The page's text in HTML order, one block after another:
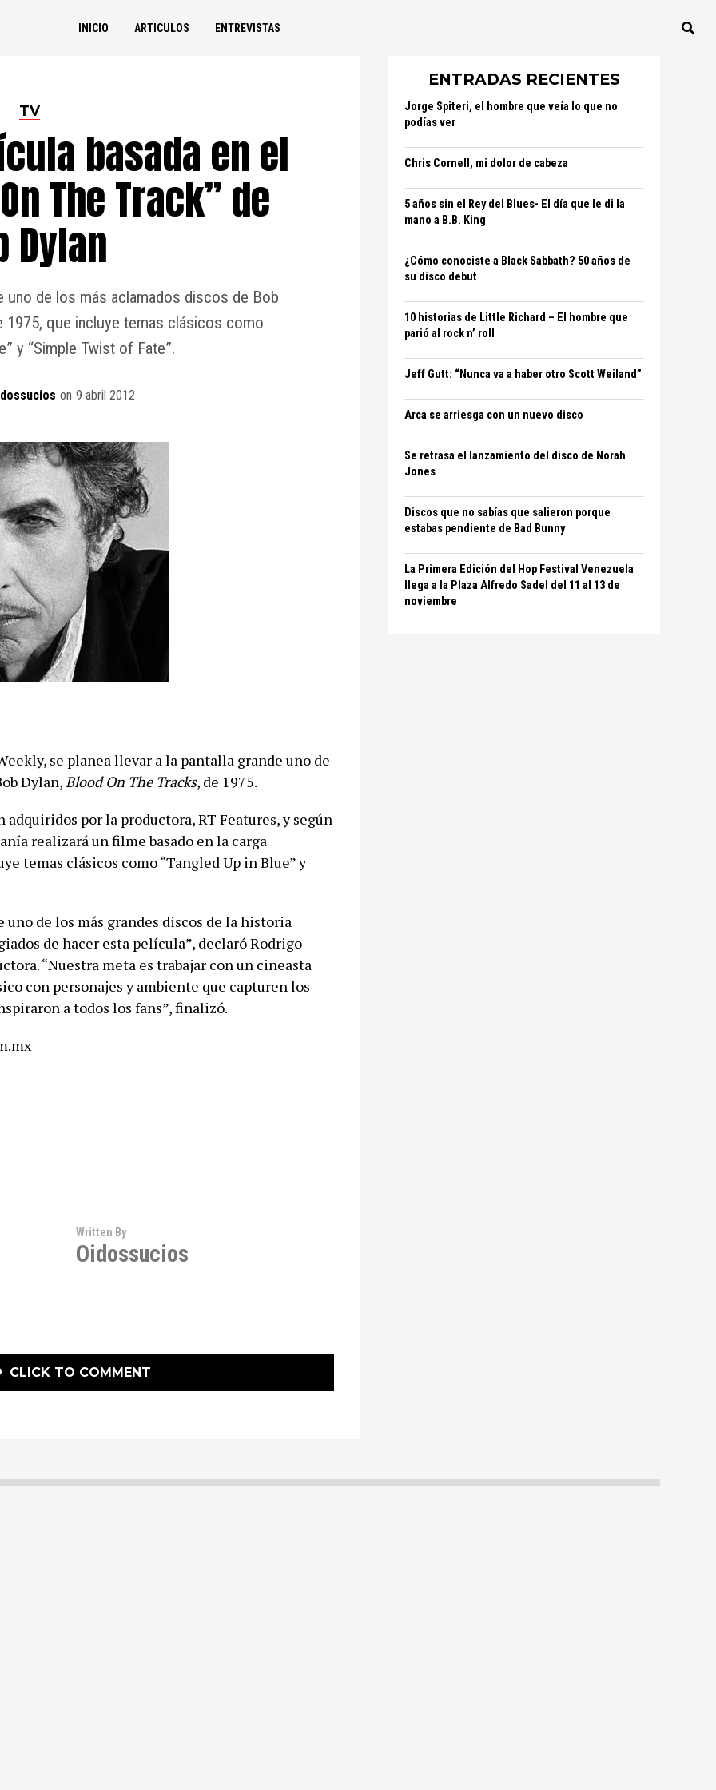
INICIO ARTICULOS ENTREVISTAS
TV
basada en el
The Track” de
Dylan
uno de los más aclamados discos de Bob
1975, que incluye temas clásicos como
y “Simple Twist of Fate”.
on 9 abril 2012
se planea llevar a la pantalla grande uno de
Dylan,Blood On The Tracks, de 1975.
por la productora, RT Features, y según
realizará un filme basado en la carga
temas clásicos como “Tangled Up in Blue” y
uno de los más grandes discos de la historia
de hacer esta película”, declaró Rodrigo
“Nuestra meta es trabajar con un cineasta
con personajes y ambiente que capturen los
a todos los fans”, finalizó.
Written By
Oidossucios
CLICK TO COMMENT
ENTRADAS RECIENTES
Jorge Spiteri, el hombre que veía lo que no
podías ver
Chris Cornell, mi dolor de cabeza
5 años sin el Rey del Blues- El día que le di la
mano a B.B. King
¿Cómo conociste a Black Sabbath? 50 años de
su disco debut
10 historias de Little Richard – El hombre que
parió al rock n’ roll
Jeff Gutt: “Nunca va a haber otro Scott Weiland”
Arca se arriesga con un nuevo disco
Se retrasa el lanzamiento del disco de Norah
Jones
Discos que no sabías que salieron porque
estabas pendiente de Bad Bunny
La Primera Edición del Hop Festival Venezuela
llega a la Plaza Alfredo Sadel del 11 al 13 de
noviembre